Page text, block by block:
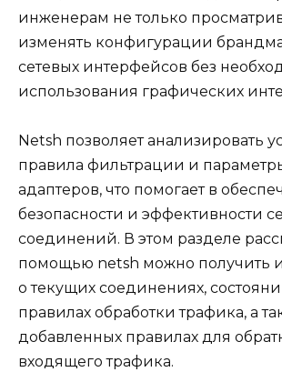
инженерам не только
изменять конфигурации
сетевых интерфейсов без
использования графических
Netsh позволяет анализировать
правила фильтрации и
адаптеров, что помогает в
безопасности и эффективности
соединений. В этом разделе
помощью netsh можно получить
о текущих соединениях,
правилах обработки трафика, а
добавленных правилах для
входящего трафика.